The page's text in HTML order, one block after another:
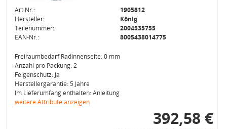
Art.Nr.:
1905812
Hersteller:
König
Teilenummer:
2004535755
EAN-Nr.:
8005438014775
Freiraumbedarf Radinnenseite: 0 mm
Anzahl pro Packung: 2
Felgenschutz: Ja
Herstellergarantie: 5 Jahre
Im Lieferumfang enthalten: Anleitung
weitere Attribute anzeigen
392,58 €